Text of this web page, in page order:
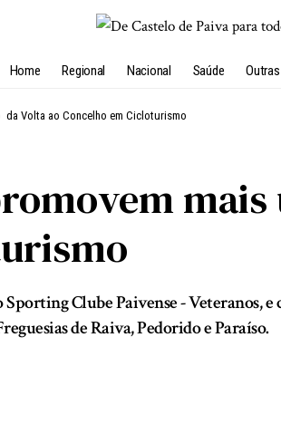
Home Regional Nacional Saúde
da Volta ao Concelho em Cicloturismo
Clube Paivense - Veteranos,
de Raiva, Pedorido e Paraíso.